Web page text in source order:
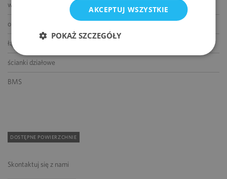
wykładziny
otwierane okna
łącze światłowodowe
ścianki działowe
BMS
DOSTĘPNE POWIERZCHNIE
Skontaktuj się z nami
AKCEPTUJ WSZYSTKIE
POKAŻ SZCZEGÓŁY